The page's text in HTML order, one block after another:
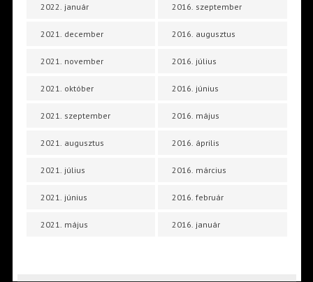
2022. január
2021. december
2021. november
2021. október
2021. szeptember
2021. augusztus
2021. július
2021. június
2021. május
2016. szeptember
2016. augusztus
2016. július
2016. június
2016. május
2016. április
2016. március
2016. február
2016. január